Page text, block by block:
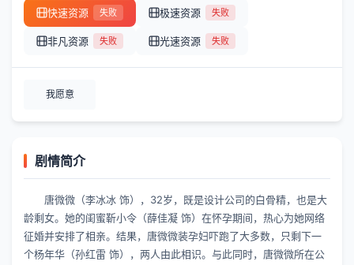
快速资源 失败 极速资源 失败
非凡资源 失败 光速资源 失败
我愿意
剧情简介
唐微微（李冰冰 饰），32岁，既是设计公司的白骨精，也是大
龄剩女。她的闺蜜靳小令（薛佳凝 饰）在怀孕期间，热心为她网络
征婚并安排了相亲。结果，唐微微装孕妇吓跑了大多数，只剩下一
个杨年华（孙红雷 饰），两人由此相识。与此同时，唐微微所在公